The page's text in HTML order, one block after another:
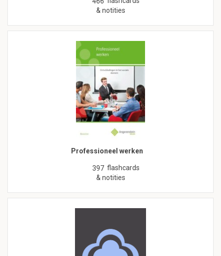
& notities
Professioneel werken
397 flashcards
& notities